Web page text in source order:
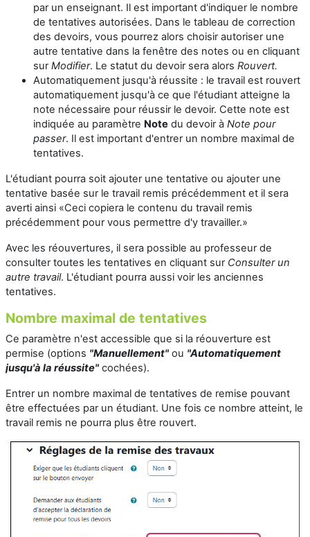
par un enseignant. Il est important d'indiquer le nombre
de tentatives autorisées. Dans le tableau de correction
des devoirs, vous pourrez alors choisir autoriser une
autre tentative dans la fenêtre des notes ou en cliquant
surModifier. Le statut du devoir sera alors Rouvert.
Automatiquement jusqu'à réussite : le travail est rouvert
automatiquement jusqu'à ce que l'étudiant atteigne la
note nécessaire pour réussir le devoir. Cette note est
indiquée au paramètre Note du devoir à Note pour
passer. Il est important d'entrer un nombre maximal de
tentatives.
L'étudiant pourra soit ajouter une tentative ou ajouter une
tentative basée sur le travail remis précédemment et il sera
averti ainsi «Ceci copiera le contenu du travail remis
précédemment pour vous permettre d'y travailler.»
Avec les réouvertures, il sera possible au professeur de
consulter toutes les tentatives en cliquant sur Consulter un
autre travail. L'étudiant pourra aussi voir les anciennes
tentatives.
Nombre maximal de tentatives
Ce paramètre n'est accessible que si la réouverture est
permise (options "Manuellement" ou "Automatiquement
jusqu'à la réussite" cochées).
Entrer un nombre maximal de tentatives de remise pouvant
être effectuées par un étudiant. Une fois ce nombre atteint, le
travail remis ne pourra plus être rouvert.